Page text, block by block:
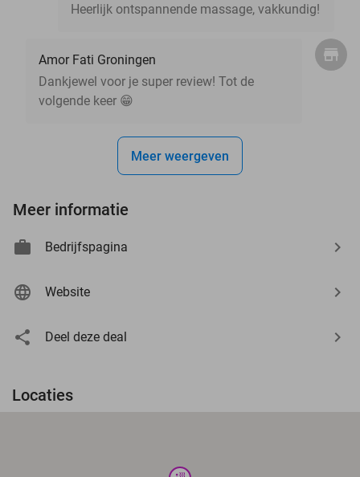
Heerlijk ontspannende massage, vakkundig!
Amor Fati Groningen
Dankjewel voor je super review! Tot de
volgende keer 😁
Meer weergeven
Meer informatie
Bedrijfspagina
Website
Deel deze deal
Locaties